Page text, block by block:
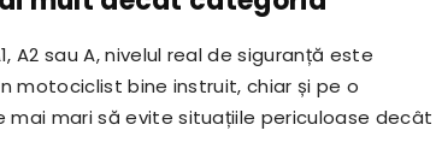
A2 sau A, nivelul real de siguranță este
motociclist bine instruit, chiar și pe o
mari să evite situațiile periculoase decât